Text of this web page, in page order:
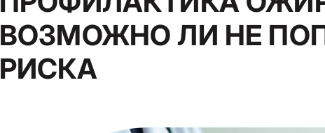
ВОЗМОЖНО ЛИ НЕ
РИСКА